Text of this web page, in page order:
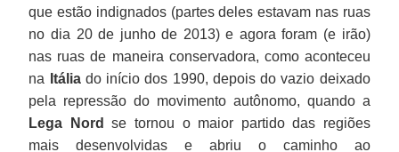
que estão indignados (partes deles estavam nas ruas
no dia 20 de junho de 2013) e agora foram (e irão)
nas ruas de maneira conservadora, como aconteceu
na
Itáliado início dos 1990, depois do vazio deixado
pela repressão do movimento autônomo, quando a
Lega Nord
se tornou o maior partido das regiões
mais desenvolvidas e abriu o caminho ao